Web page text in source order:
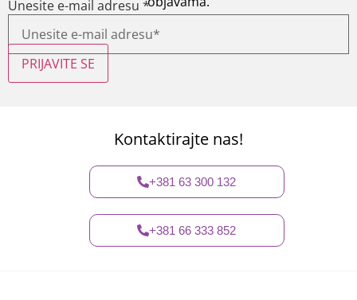
Unesite e-mail adresu *
PRIJAVITE SE
Kontaktirajte nas!
+381 63 300 132
+381 66 333 852